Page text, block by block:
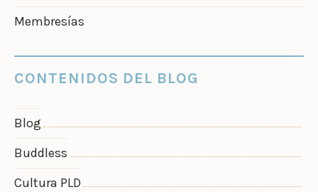
Membresías
CONTENIDOS DEL BLOG
Blog
Buddless
Cultura PLD